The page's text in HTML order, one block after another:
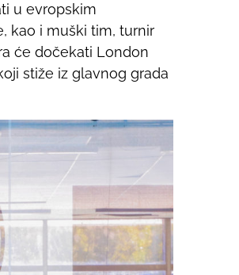
u evropskim
kao i muški tim, turnir
će dočekati London
stiže iz glavnog grada